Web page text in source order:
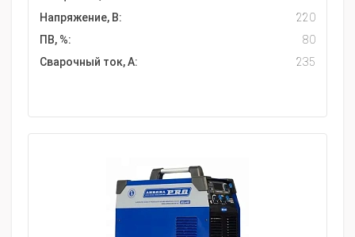
Напряжение, В:
220
ПВ, %:
80
Сварочный ток, А:
235